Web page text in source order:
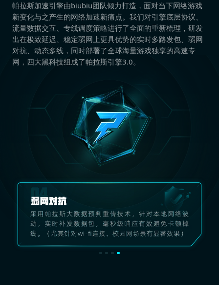
帕拉斯加速引擎由biubiu团队倾力打造，面对当下网络游戏
新变化与之产生的网络加速新痛点。我们对引擎底层协议、
流量数据交互、专线调度策略进行了全面的重新梳理，研发
出在极致延迟、稳定弱网上更具优势的实时多路发包、弱网
对抗、动态多线，同时部署了全球海量游戏独享的高速专
网，四大黑科技组成了帕拉斯引擎3.0。